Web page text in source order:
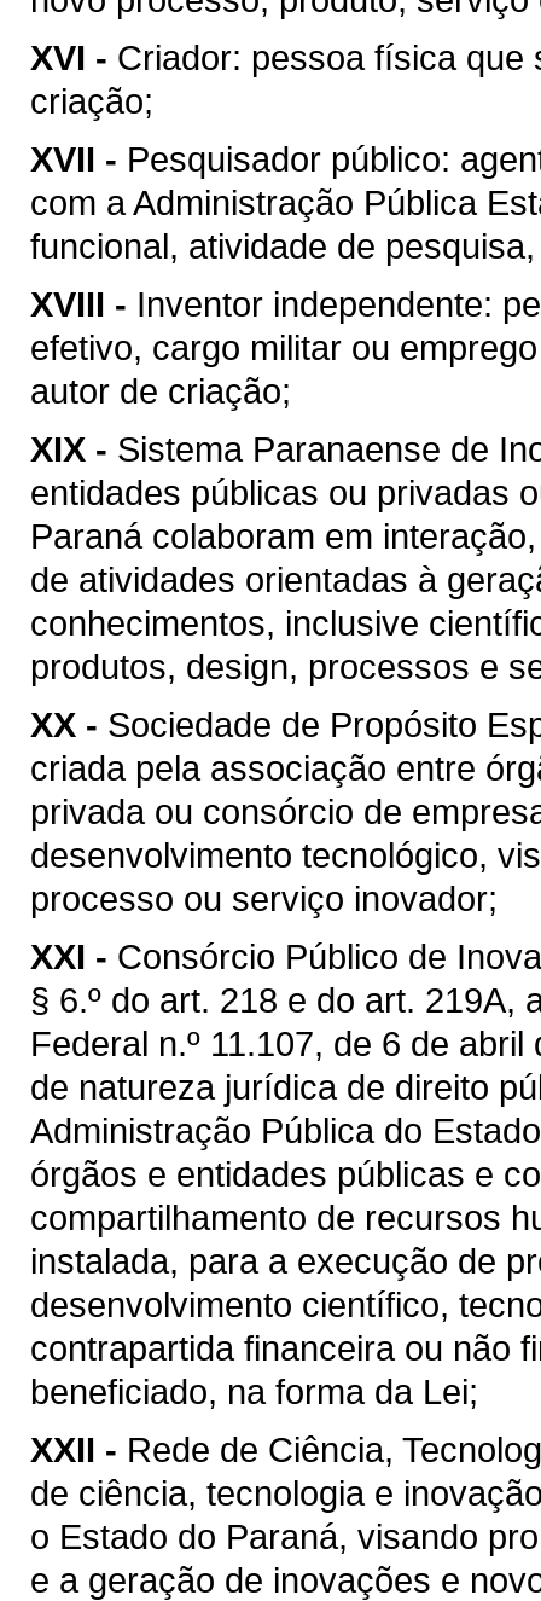
XVI - Criador: pessoa física que
criação;
XVII - Pesquisador público:
com a Administração Pública
funcional, atividade de
XVIII - Inventor independente:
efetivo, cargo militar ou
autor de criação;
XIX - Sistema Paranaense de
entidades públicas ou privadas
Paraná colaboram em
de atividades orientadas à
conhecimentos, inclusive
produtos, design, processos e
XX - Sociedade de Propósito
criada pela associação entre
privada ou consórcio de
desenvolvimento tecnológico,
processo ou serviço inovador;
XXI - Consórcio Público de
§ 6.º do art. 218 e do art. 219A,
Federal n.º 11.107, de 6 de
de natureza jurídica de direito
Administração Pública do
órgãos e entidades públicas e
compartilhamento de recursos
instalada, para a execução de
desenvolvimento científico,
contrapartida financeira ou não
beneficiado, na forma da Lei;
XXII - Rede de Ciência,
de ciência, tecnologia e
o Estado do Paraná, visando
e a geração de inovações e